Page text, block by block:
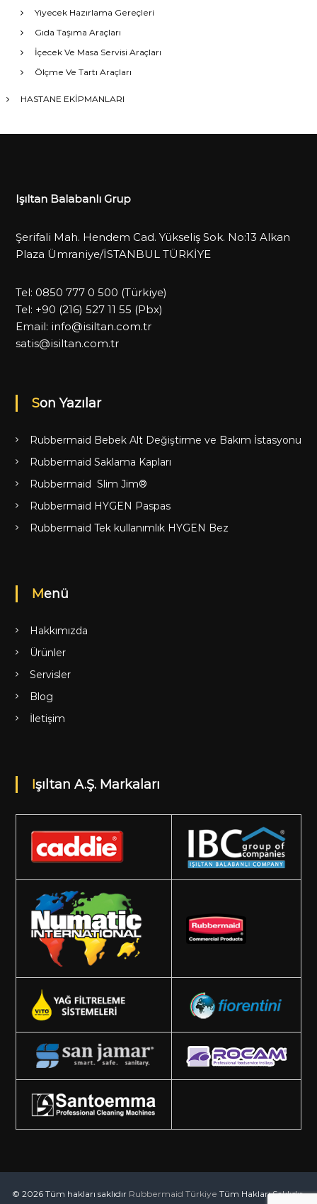
Yiyecek Hazırlama Gereçleri
Gıda Taşıma Araçları
İçecek Ve Masa Servisi Araçları
Ölçme Ve Tartı Araçları
HASTANE EKİPMANLARI
Işıltan Balabanlı Grup
Şerifali Mah. Hendem Cad. Yükseliş Sok. No:13 Alkan
Plaza Ümraniye/İSTANBUL TÜRKİYE
Tel: 0850 777 0 500 (Türkiye)
Tel: +90 (216) 527 11 55 (Pbx)
Email: info@isiltan.com.tr
satis@isiltan.com.tr
Son Yazılar
Rubbermaid Bebek Alt Değiştirme ve Bakım İstasyonu
Rubbermaid Saklama Kapları
Rubbermaid Slim Jim®
Rubbermaid HYGEN Paspas
Rubbermaid Tek kullanımlık HYGEN Bez
Menü
Hakkımızda
Ürünler
Servisler
Blog
İletişim
Işıltan A.Ş. Markaları
© 2026 Tüm hakları saklıdır Rubbermaid Türkiye Tüm Hakları Saklıdır.